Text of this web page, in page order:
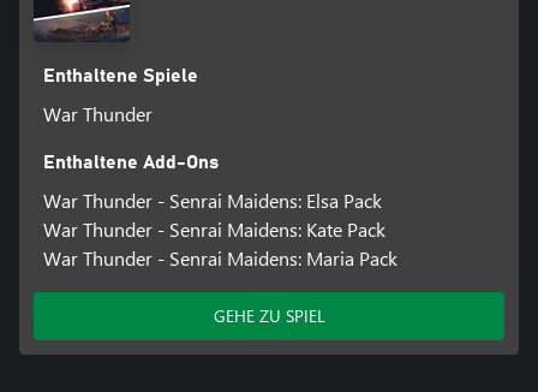
Enthaltene Spiele
War Thunder
Enthaltene Add-Ons
War Thunder - Senrai Maidens: Elsa Pack
War Thunder - Senrai Maidens: Kate Pack
War Thunder - Senrai Maidens: Maria Pack
GEHE ZU SPIEL